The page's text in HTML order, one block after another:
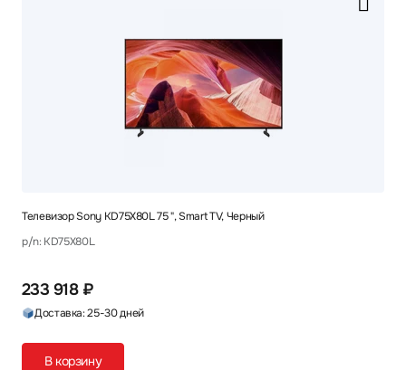
Телевизор Sony KD75X80L 75 ", Smart TV, Черный
p/n: KD75X80L
233 918 ₽
Доставка: 25-30 дней
В корзину